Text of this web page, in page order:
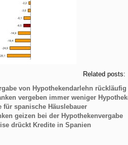
Related posts:
von Hypothekendarlehn rückläufig
vergeben immer weniger
für spanische Häuslebauer
geizen bei der Hypothekenvergabe
drückt Kredite in Spanien